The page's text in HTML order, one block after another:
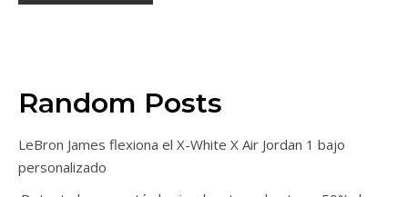
Random Posts
LeBron James flexiona el X-White X Air Jordan 1 bajo
personalizado